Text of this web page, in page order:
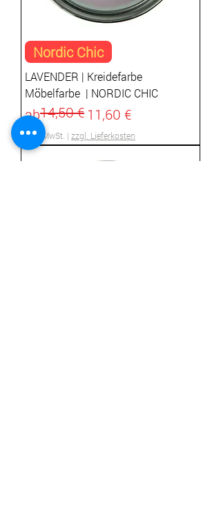
Nordic Chic
LAVENDER | Kreidefarbe
Möbelfarbe | NORDIC CHIC
ab
Standardpreis
14,50 €11,60 €
Sale-Preis
inkl. MwSt. | zzgl. Lieferkosten